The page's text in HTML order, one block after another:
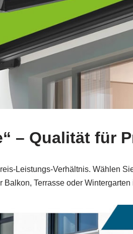
– Qualität für
Wählen
Terrasse oder